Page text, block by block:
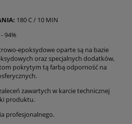
180 C / 10 MIN
94%
epoksydowe oparte są na bazie
oraz specjalnych dodatków,
pokrytym tą farbą odporność na
zawartych w karcie technicznej
produktu.
profesjonalnego.